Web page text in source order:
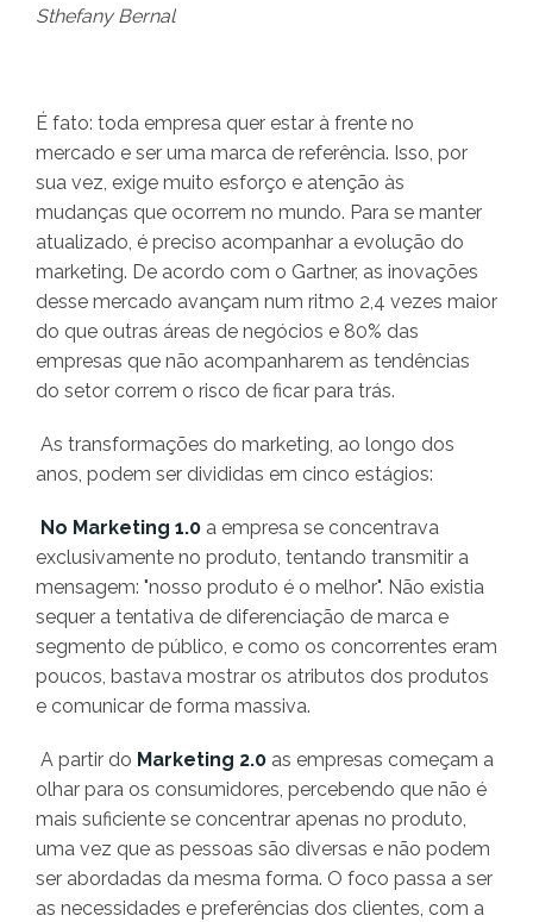
Sthefany Bernal
É fato: toda empresa quer estar à frente no
mercado e ser uma marca de referência. Isso, por
sua vez, exige muito esforço e atenção às
mudanças que ocorrem no mundo. Para se manter
atualizado, é preciso acompanhar a evolução do
marketing. De acordo com o Gartner, as inovações
desse mercado avançam num ritmo 2,4 vezes maior
do que outras áreas de negócios e 80% das
empresas que não acompanharem as tendências
do setor correm o risco de ficar para trás.
As transformações do marketing, ao longo dos
anos, podem ser divididas em cinco estágios:
No Marketing 1.0 a empresa se concentrava
exclusivamente no produto, tentando transmitir a
mensagem: "nosso produto é o melhor". Não existia
sequer a tentativa de diferenciação de marca e
segmento de público, e como os concorrentes eram
poucos, bastava mostrar os atributos dos produtos
e comunicar de forma massiva.
A partir do Marketing 2.0 as empresas começam a
olhar para os consumidores, percebendo que não é
mais suficiente se concentrar apenas no produto,
uma vez que as pessoas são diversas e não podem
ser abordadas da mesma forma. O foco passa a ser
as necessidades e preferências dos clientes, com a